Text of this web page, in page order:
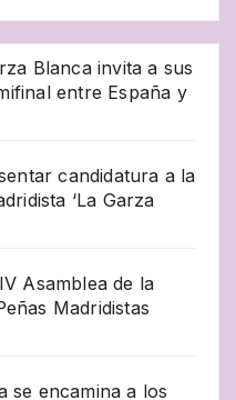
Blanca invita a sus
entre España y
candidatura a la
‘La Garza
Asamblea de la
Madridistas
se encamina a los